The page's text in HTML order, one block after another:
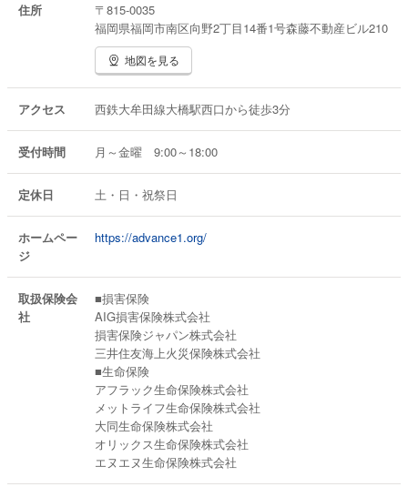
住所
〒815-0035
福岡県福岡市南区向野2丁目14番1号森藤不動産ビル210
地図を見る
アクセス 西鉄大牟田線大橋駅西口から徒歩3分
受付時間 月～金曜 9:00～18:00
定休日 土・日・祝祭日
ホームペー
ジ
https://advance1.org/
取扱保険会
社
■損害保険
AIG損害保険株式会社
損害保険ジャパン株式会社
三井住友海上火災保険株式会社
■生命保険
アフラック生命保険株式会社
メットライフ生命保険株式会社
大同生命保険株式会社
オリックス生命保険株式会社
エヌエヌ生命保険株式会社